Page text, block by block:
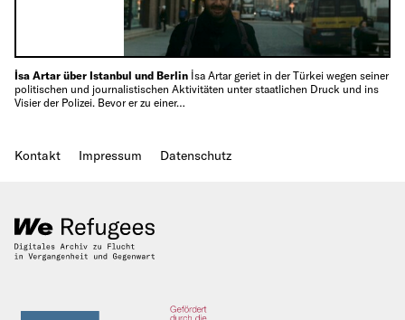
İsa Artar über Istanbul und Berlin İsa Artar geriet in der Türkei wegen seiner
politischen und journalistischen Aktivitäten unter staatlichen Druck und ins
Visier der Polizei. Bevor er zu einer…
Kontakt Impressum Datenschutz